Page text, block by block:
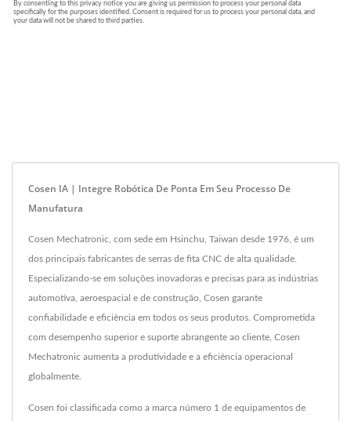
Cosen IA | Integre Robótica De Ponta Em Seu Processo De
Manufatura
Cosen Mechatronic, com sede em Hsinchu, Taiwan desde 1976, é um
dos principais fabricantes de serras de fita CNC de alta qualidade.
Especializando-se em soluções inovadoras e precisas para as indústrias
automotiva, aeroespacial e de construção, Cosen garante
confiabilidade e eficiência em todos os seus produtos. Comprometida
com desempenho superior e suporte abrangente ao cliente, Cosen
Mechatronic aumenta a produtividade e a eficiência operacional
globalmente.
Cosen foi classificada como a marca número 1 de equipamentos de